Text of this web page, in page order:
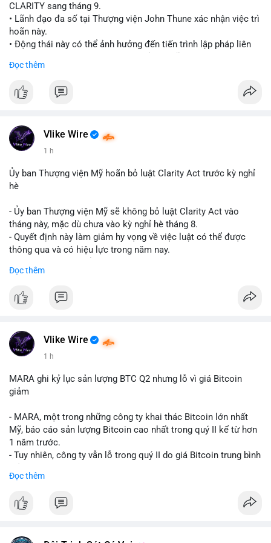
CLARITY sang tháng 9.
• Lãnh đạo đa số tại Thượng viện John Thune xác nhận việc trì
hoãn này.
• Động thái này có thể ảnh hưởng đến tiến trình lập pháp liên
📰 Nguồn: Cointelegraph
Đọc thêm
Vlike Wire
1 h
Ủy ban Thượng viện Mỹ hoãn bỏ luật Clarity Act trước kỳ nghỉ
hè
- Ủy ban Thượng viện Mỹ sẽ không bỏ luật Clarity Act vào
tháng này, mặc dù chưa vào kỳ nghỉ hè tháng 8.
- Quyết định này làm giảm hy vọng về việc luật có thể được
thông qua và có hiệu lực trong năm nay.
mục chứng chỉ cho tài sản số tại Mỹ.
và phát triển thị trường crypto tại Mỹ.
#vlikevn #titanbot
📰 Nguồn: CoinDesk
Đọc thêm
Vlike Wire
1 h
MARA ghi kỷ lục sản lượng BTC Q2 nhưng lỗ vì giá Bitcoin
giảm
- MARA, một trong những công ty khai thác Bitcoin lớn nhất
Mỹ, báo cáo sản lượng Bitcoin cao nhất trong quý II kể từ hơn
1 năm trước.
- Tuy nhiên, công ty vẫn lỗ trong quý II do giá Bitcoin trung bình
- Sự tăng sản lượng không đủ bù đắp cho sự suy giảm giá trị
Đọc thêm